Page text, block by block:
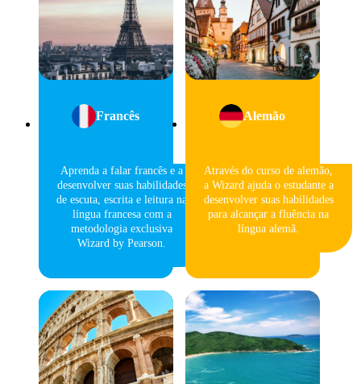
Francês
Aprenda a falar francês e a
desenvolver suas habilidades
de escuta, escrita e leitura na
língua francesa com a
metodologia exclusiva
Wizard by Pearson.
Alemão
Através do curso de alemão,
a Wizard ajuda o estudante a
desenvolver suas habilidades
para alcançar a fluência na
língua alemã.